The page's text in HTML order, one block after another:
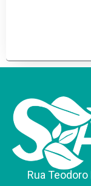
Rua